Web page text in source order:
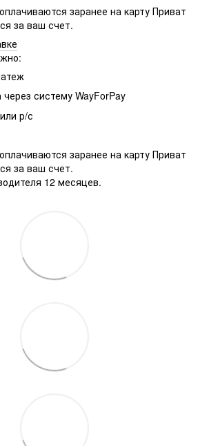
заранее на карту Приват
за ваш счет.
систему WayForPay
р/с
заранее на карту Приват
за ваш счет.
12 месяцев.